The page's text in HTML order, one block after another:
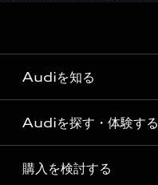
Audiを知る
Audi ブランド
Story of Progress
Audiを探す・体験する
ディーラー検索
購入を検討する